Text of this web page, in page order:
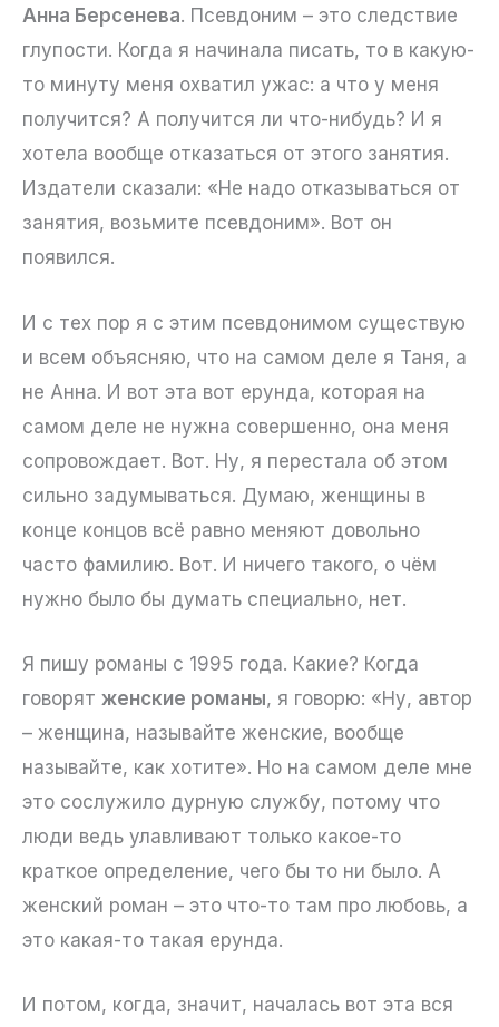
Анна Берсенева. Псевдоним – это следствие
глупости. Когда я начинала писать, то в какую-
то минуту меня охватил ужас: а что у меня
получится? А получится ли что-нибудь? И я
хотела вообще отказаться от этого занятия.
Издатели сказали: «Не надо отказываться от
занятия, возьмите псевдоним». Вот он
появился.
И с тех пор я с этим псевдонимом существую
и всем объясняю, что на самом деле я Таня, а
не Анна. И вот эта вот ерунда, которая на
самом деле не нужна совершенно, она меня
сопровождает. Вот. Ну, я перестала об этом
сильно задумываться. Думаю, женщины в
конце концов всё равно меняют довольно
часто фамилию. Вот. И ничего такого, о чём
нужно было бы думать специально, нет.
Я пишу романы с 1995 года. Какие? Когда
говорят женские романы, я говорю: «Ну, автор
– женщина, называйте женские, вообще
называйте, как хотите». Но на самом деле мне
это сослужило дурную службу, потому что
люди ведь улавливают только какое-то
краткое определение, чего бы то ни было. А
женский роман – это что-то там про любовь, а
это какая-то такая ерунда.
И потом, когда, значит, началась вот эта вся